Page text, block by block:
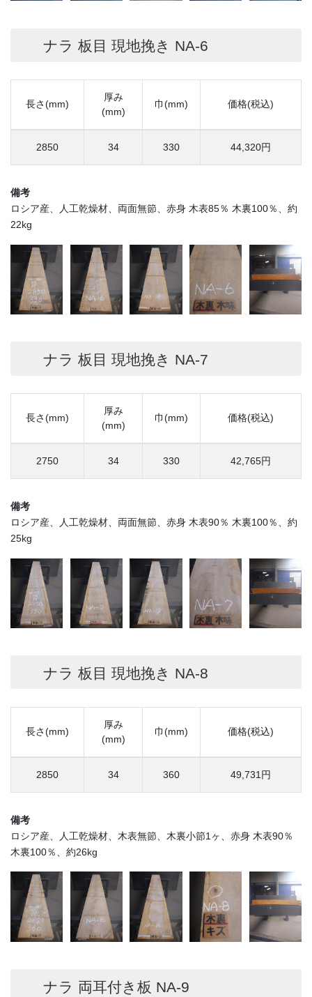
ナラ 板目 現地挽き NA-6
長さ(mm)
厚み
(mm)
巾(mm) 価格(税込)
2850 34 330 44,320円
備考
ロシア産、人工乾燥材、両面無節、赤身 木表85％ 木裏100％、約
22kg
ナラ 板目 現地挽き NA-7
長さ(mm)
厚み
(mm)
巾(mm) 価格(税込)
2750 34 330 42,765円
備考
ロシア産、人工乾燥材、両面無節、赤身 木表90％ 木裏100％、約
25kg
ナラ 板目 現地挽き NA-8
長さ(mm)
厚み
(mm)
巾(mm) 価格(税込)
2850 34 360 49,731円
備考
ロシア産、人工乾燥材、木表無節、木裏小節1ヶ、赤身 木表90％
木裏100％、約26kg
ナラ 両耳付き板 NA-9